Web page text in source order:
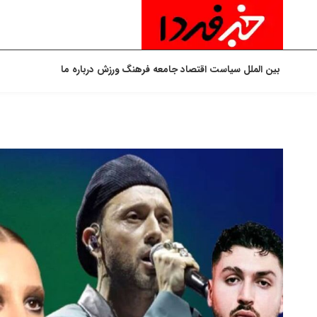
بین الملل سیاست اقتصادجامعه فرهنگورزش درباره ما